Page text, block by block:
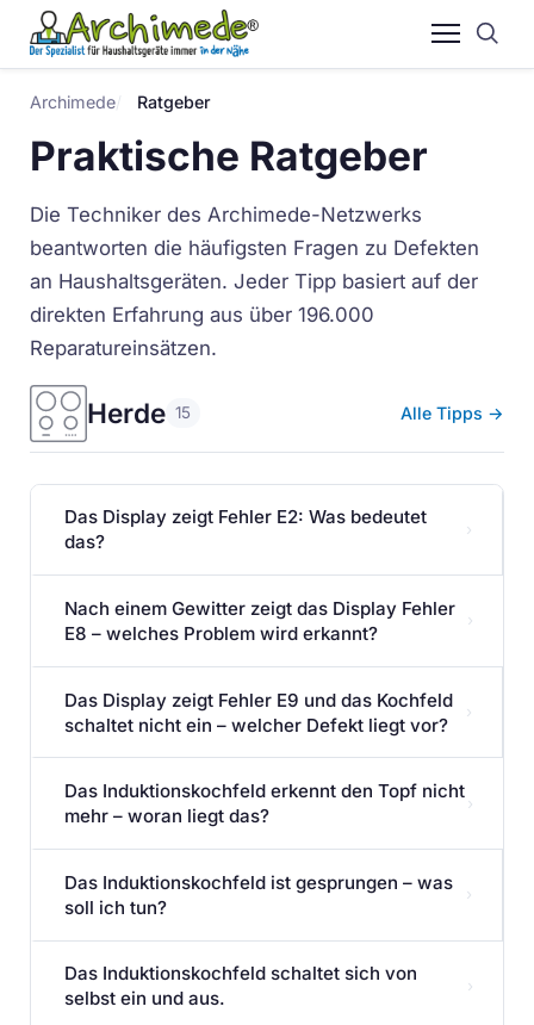
Archimede Ratgeber
Praktische Ratgeber
Die Techniker des Archimede-Netzwerks
beantworten die häufigsten Fragen zu Defekten
an Haushaltsgeräten. Jeder Tipp basiert auf der
direkten Erfahrung aus über 196.000
Reparatureinsätzen.
Herde 15 Alle Tipps →
Das Display zeigt Fehler E2: Was bedeutet
das?
›
Nach einem Gewitter zeigt das Display Fehler
E8 – welches Problem wird erkannt?
›
Das Display zeigt Fehler E9 und das Kochfeld
schaltet nicht ein – welcher Defekt liegt vor?
›
Das Induktionskochfeld erkennt den Topf nicht
mehr – woran liegt das?
›
Das Induktionskochfeld ist gesprungen – was
soll ich tun?
›
Das Induktionskochfeld schaltet sich von
selbst ein und aus.
›